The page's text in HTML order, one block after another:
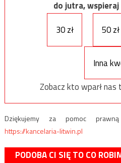
do jutra, wspieraj
30 zł
50 zł
Inna
Zobacz kto wparł nas
Dziękujemy za pomoc
https://kancelaria-litwin.pl
PODOBA CI SIĘ TO CO